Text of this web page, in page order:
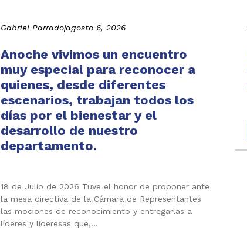
Gabriel Parrado|agosto 6, 2026
Anoche vivimos un encuentro
muy especial para reconocer a
quienes, desde diferentes
escenarios, trabajan todos los
días por el bienestar y el
desarrollo de nuestro
departamento.
18 de Julio de 2026 Tuve el honor de proponer ante
la mesa directiva de la Cámara de Representantes
las mociones de reconocimiento y entregarlas a
líderes y lideresas que,…